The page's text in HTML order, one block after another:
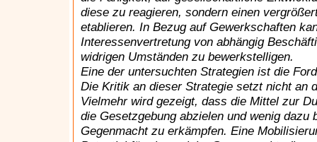
diese zu reagieren, sondern einen
etablieren. In Bezug auf Gewerkschaften
Interessenvertretung von abhängig
widrigen Umständen zu bewerkstelligen.
Eine der untersuchten Strategien ist die
Die Kritik an dieser Strategie setzt nicht an
Vielmehr wird gezeigt, dass die Mittel zur
die Gesetzgebung abzielen und wenig dazu
Gegenmacht zu erkämpfen. Eine